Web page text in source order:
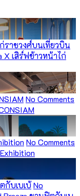
ราชวงศ์บนเที่ยวบิน
X เสิร์ฟข้าวหน้าไก่
No Comments
No Comments
กับเบเบ้No